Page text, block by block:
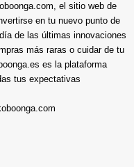
el sitio web de
en tu nuevo punto de
de las últimas innovaciones
más raras o cuidar de tu
es la plataforma
tus expectativas